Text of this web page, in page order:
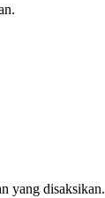
yang disaksikan.